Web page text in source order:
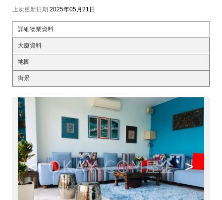
上次更新日期 2025年05月21日
詳細物業資料
大廈資料
地圖
街景
< >